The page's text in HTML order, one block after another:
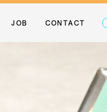
JOB CONTACT